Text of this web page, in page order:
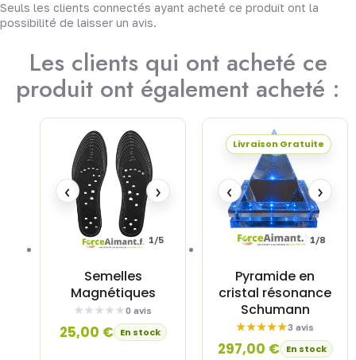
Seuls les clients connectés ayant acheté ce produit ont la
possibilité de laisser un avis.
Les clients qui ont acheté ce
produit ont également acheté :
Semelles
Magnétiques
0 avis
25,00 € En stock
‹ ›
1/5
Pyramide en
cristal résonance
Schumann
3 avis
297,00 € En stock
Livraison Gratuite
‹ ›
1/8